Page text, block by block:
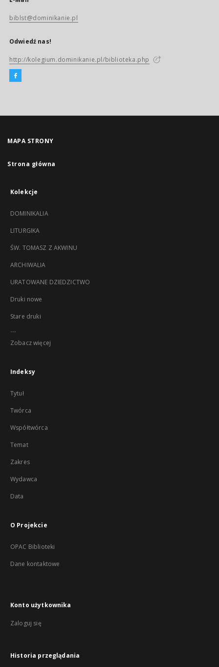
biblst@dominikanie.pl
Odwiedź nas!
http://kolegium.dominikanie.pl/biblioteka.php
MAPA STRONY
Strona główna
Kolekcje
DOMINIKALIA
LITURGIKA
ŚW. TOMASZ Z AKWINU
ARCHIWALIA
URATOWANE DZIEDZICTWO
Druki nowe
Stare druki
...
Zobacz więcej
Indeksy
Tytuł
Twórca
Współtwórca
Temat
Zakres
Wydawca
Data
O Projekcie
OPAC Biblioteki
Dane kontaktowe
Konto użytkownika
Zaloguj się
Historia przeglądania